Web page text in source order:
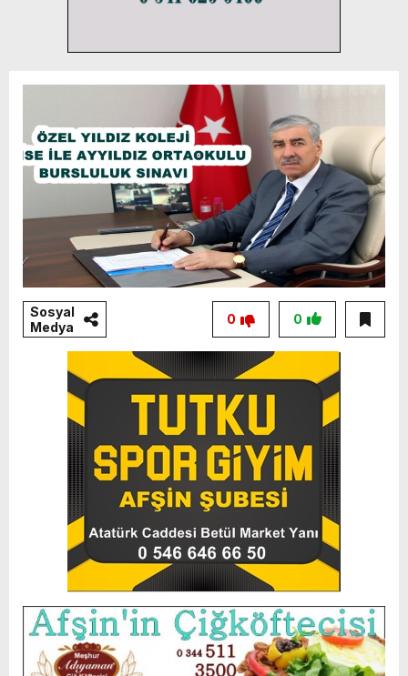
Sosyal
Medya
0
0